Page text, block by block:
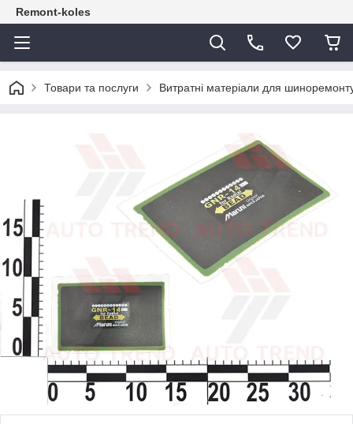
Remont-koles
Товари та послуги Витратні матеріали для